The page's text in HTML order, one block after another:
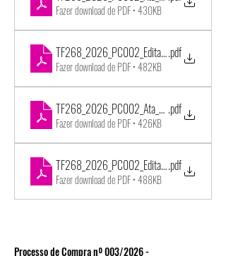
Fazer download de PDF • 430KB
TF268_2026_PC002_Edital_TR_2a_Chamada
.pdf
Fazer download de PDF • 482KB
.pdf
Fazer download de PDF • 426KB
.pdf
Fazer download de PDF • 488KB
Processo de Compra nº 003/2026 -